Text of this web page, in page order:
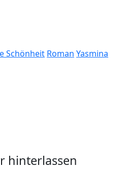
Schönheit Roman Yasmina
hinterlassen